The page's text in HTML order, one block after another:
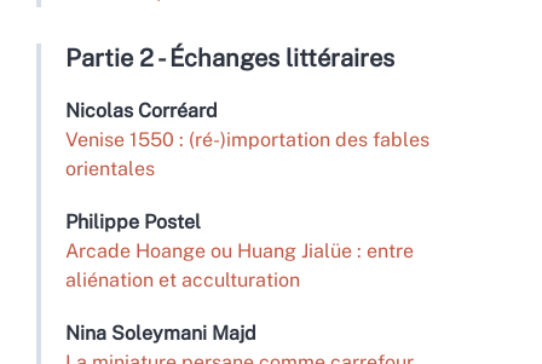
Partie 2 - Échanges littéraires
Nicolas Corréard
Venise 1550 : (ré-)importation des fables
orientales
Philippe Postel
Arcade Hoange ou Huang Jialüe : entre
aliénation et acculturation
Nina Soleymani Majd